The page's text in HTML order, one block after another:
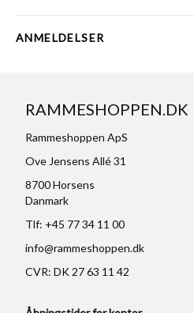
ANMELDELSER
RAMMESHOPPEN.DK
Rammeshoppen ApS
Ove Jensens Allé 31
8700 Horsens
Danmark
Tlf: +45 77 34 11 00
info@rammeshoppen.dk
CVR: DK 27 63 11 42